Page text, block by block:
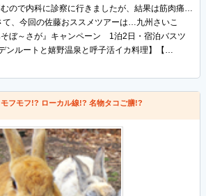
ので内科に診察に行きましたが、結果は筋肉痛…
て、今回の佐藤おススメツアーは…九州さいこ
ぼ～さが』キャンペーン 1泊2日・宿泊バスツ
ンルートと嬉野温泉と呼子活イカ料理】【…
モフモフ!? ローカル線!? 名物タコご膳!?